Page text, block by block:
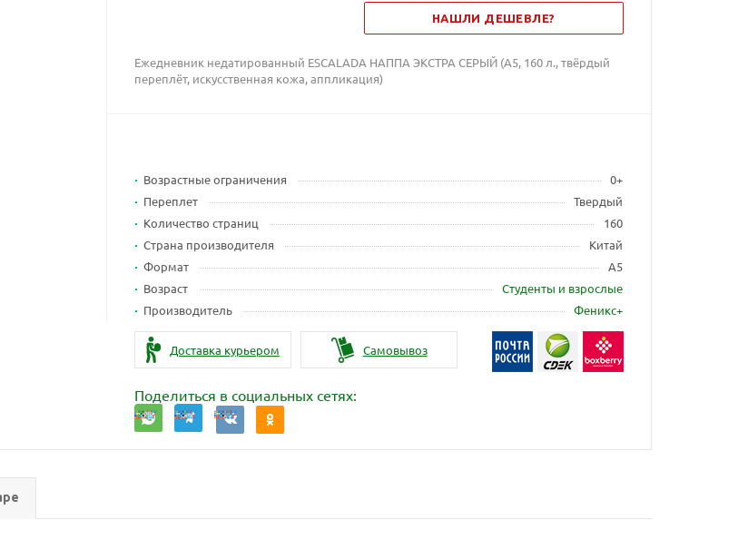
НАШЛИ ДЕШЕВЛЕ?
Ежедневник недатированный ESCALADA НАППА ЭКСТРА СЕРЫЙ (А5, 160 л., твёрдый
переплёт, искусственная кожа, аппликация)
Возрастные ограничения
0+
Переплет
Твердый
Количество страниц
160
Страна производителя
Китай
Формат
А5
Возраст
Студенты и взрослые
Производитель
Феникс+
Доставка курьером Самовывоз
Поделиться в социальных сетях: